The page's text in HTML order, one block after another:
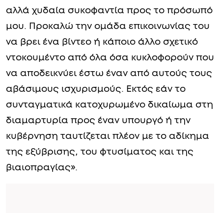
αλλά χυδαία συκοφαντία προς το πρόσωπό
μου. Προκαλώ την ομάδα επικοινωνίας του
να βρει ένα βίντεο ή κάποιο άλλο σχετικό
ντοκουμέντο από όλα όσα κυκλοφορούν που
να αποδεικνύει έστω έναν από αυτούς τους
αβάσιμους ισχυρισμούς. Εκτός εάν το
συνταγματικά κατοχυρωμένο δικαίωμα στη
διαμαρτυρία προς έναν υπουργό ή την
κυβέρνηση ταυτίζεται πλέον με το αδίκημα
της εξύβρισης, του φτυσίματος και της
βιαιοπραγίας».